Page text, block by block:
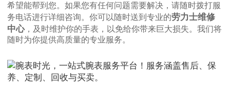
希望能帮到您。如果您有任何问题需要解决，请随时拨打服
务电话进行详细咨询。你可以随时送到专业的劳力士维修
中心，及时维护你的手表，以免给你带来巨大损失。我们将
随时为你提供高质量的专业服务。